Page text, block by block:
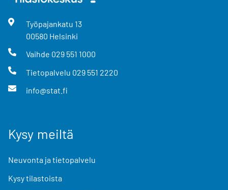
Työpajankatu 13
00580 Helsinki
Vaihde 029 551 1000
Tietopalvelu 029 551 2220
info@stat.fi
Kysy meiltä
Neuvonta ja tietopalvelu
Kysy tilastoista